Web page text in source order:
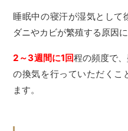
睡眠中の寝汗が湿気として
ダニやカビが繁殖する原因
2～3週間に1回程の頻度で
の換気を行っていただくこ
ます。